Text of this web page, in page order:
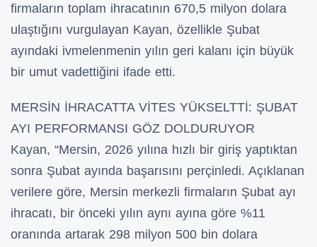
firmaların toplam ihracatının 670,5 milyon dolara
ulaştığını vurgulayan Kayan, özellikle Şubat
ayındaki ivmelenmenin yılın geri kalanı için büyük
bir umut vadettiğini ifade etti.
MERSİN İHRACATTA VİTES YÜKSELTTİ: ŞUBAT
AYI PERFORMANSI GÖZ DOLDURUYOR
Kayan, “Mersin, 2026 yılına hızlı bir giriş yaptıktan
sonra Şubat ayında başarısını perçinledi. Açıklanan
verilere göre, Mersin merkezli firmaların Şubat ayı
ihracatı, bir önceki yılın aynı ayına göre %11
oranında artarak 298 milyon 500 bin dolara